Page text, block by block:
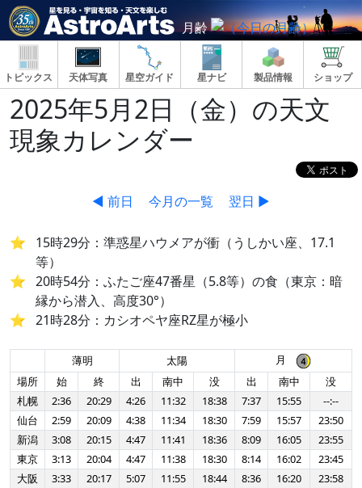
月齢
トピックス 天体写真 星空ガイド 星ナビ 製品情報 ショップ
2025年5月2日（金）の天文
現象カレンダー
◀ 前日 今月の一覧 翌日 ▶
15時29分：準惑星ハウメアが衝（うしかい座、17.1
等）
20時54分：ふたご座47番星（5.8等）の食（東京：暗
縁から潜入、高度30°）
21時28分：カシオペヤ座RZ星が極小
薄明 太陽
月
場所
始 終 出 南中 没 出 南中
没
札幌
2:36 20:29 4:26 11:32 18:38 7:37 15:55
--:--
仙台
2:59 20:09 4:38 11:34 18:30 7:59 15:57
23:50
新潟
3:08 20:15 4:47 11:41 18:36 8:09 16:05
23:55
東京
3:13 20:04 4:47 11:38 18:30 8:14 16:02
23:45
大阪
3:33 20:17 5:07 11:55 18:44 8:36 16:20
23:58